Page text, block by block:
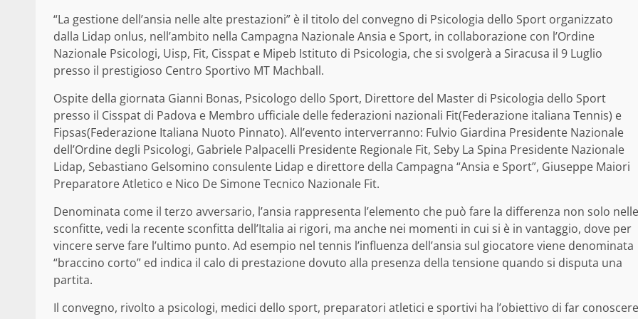
“La gestione dell’ansia nelle alte prestazioni” è il titolo del convegno di Psicologia dello Sport organizzato
dalla Lidap onlus, nell’ambito nella Campagna Nazionale Ansia e Sport, in collaborazione con l’Ordine
Nazionale Psicologi, Uisp, Fit, Cisspat e Mipeb Istituto di Psicologia, che si svolgerà a Siracusa il 9 Luglio
presso il prestigioso Centro Sportivo MT Machball.
Ospite della giornata Gianni Bonas, Psicologo dello Sport, Direttore del Master di Psicologia dello Sport
presso il Cisspat di Padova e Membro ufficiale delle federazioni nazionali Fit(Federazione italiana Tennis) e
Fipsas(Federazione Italiana Nuoto Pinnato). All’evento interverranno: Fulvio Giardina Presidente Nazionale
dell’Ordine degli Psicologi, Gabriele Palpacelli Presidente Regionale Fit, Seby La Spina Presidente Nazionale
Lidap, Sebastiano Gelsomino consulente Lidap e direttore della Campagna “Ansia e Sport”, Giuseppe Maiori
Preparatore Atletico e Nico De Simone Tecnico Nazionale Fit.
Denominata come il terzo avversario, l’ansia rappresenta l’elemento che può fare la differenza non solo nelle
sconfitte, vedi la recente sconfitta dell’Italia ai rigori, ma anche nei momenti in cui si è in vantaggio, dove per
vincere serve fare l’ultimo punto. Ad esempio nel tennis l’influenza dell’ansia sul giocatore viene denominata
“braccino corto” ed indica il calo di prestazione dovuto alla presenza della tensione quando si disputa una
partita.
Il convegno, rivolto a psicologi, medici dello sport, preparatori atletici e sportivi ha l’obiettivo di far conoscere